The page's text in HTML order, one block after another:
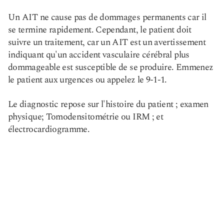
Un AIT ne cause pas de dommages permanents car il
se termine rapidement. Cependant, le patient doit
suivre un traitement, car un AIT est un avertissement
indiquant qu'un accident vasculaire cérébral plus
dommageable est susceptible de se produire. Emmenez
le patient aux urgences ou appelez le 9-1-1.
Le diagnostic repose sur l'histoire du patient ; examen
physique; Tomodensitométrie ou IRM ; et
électrocardiogramme.